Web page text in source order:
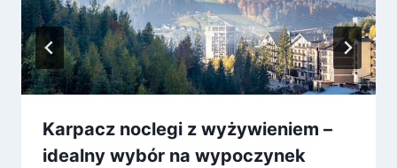
Karpacz noclegi z wyżywieniem –
idealny wybór na wypoczynek